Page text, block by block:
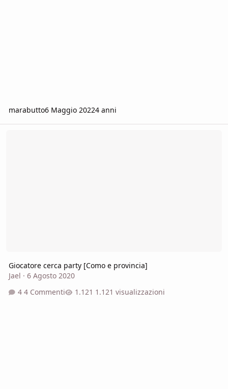
marabutto6 Maggio 20224 anni
Giocatore cerca party [Como e provincia]
Jael · 6 Agosto 2020
4 Commenti
1.121 visualizzazioni